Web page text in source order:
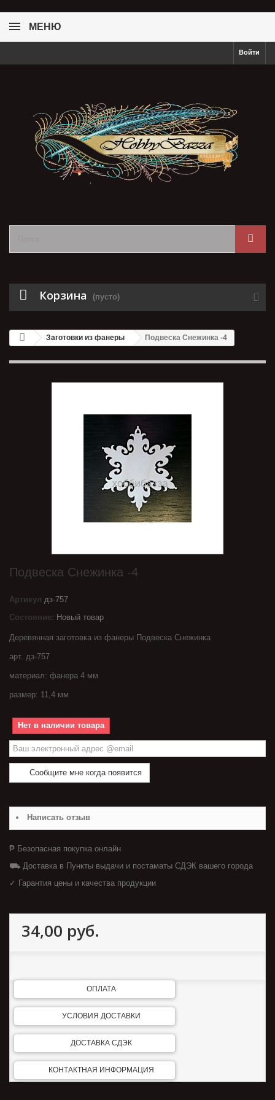
МЕНЮ
Войти
Корзина (пусто)
Заготовки из фанеры Подвеска Снежинка -4
Подвеска Снежинка -4
Артикул дз-757
Состояние: Новый товар
Деревянная заготовка из фанеры Подвеска Снежинка
арт. дз-757
материал: фанера 4 мм
размер: 11,4 мм
Нет в наличии товара
Сообщите мне когда появится
Написать отзыв
₱ Безопасная покупка онлайн
⛟ Доставка в Пункты выдачи и постаматы СДЭК вашего города
✓ Гарантия цены и качества продукции
34,00 руб.
ОПЛАТА
УСЛОВИЯ ДОСТАВКИ
ДОСТАВКА СДЭК
КОНТАКТНАЯ ИНФОРМАЦИЯ